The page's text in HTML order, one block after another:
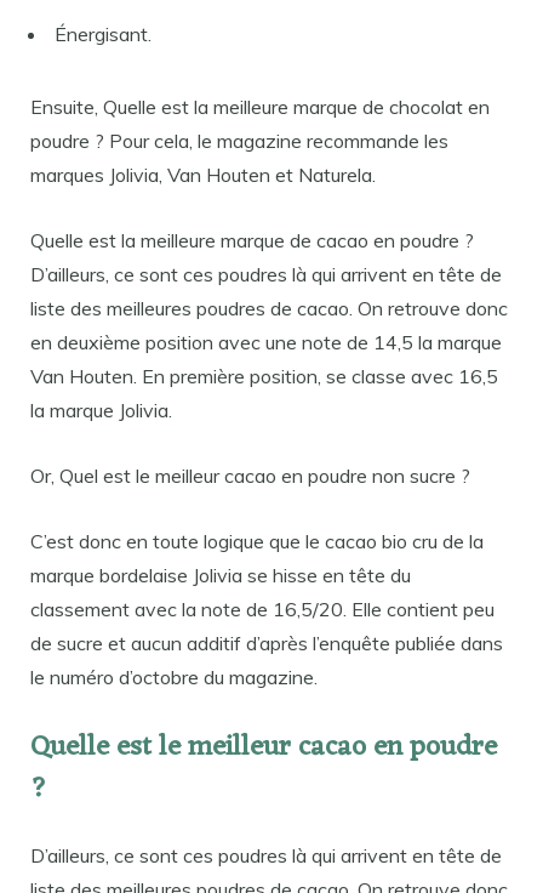
Énergisant.
Ensuite, Quelle est la meilleure marque de chocolat en
poudre ? Pour cela, le magazine recommande les
marques Jolivia, Van Houten et Naturela.
Quelle est la meilleure marque de cacao en poudre ?
D’ailleurs, ce sont ces poudres là qui arrivent en tête de
liste des meilleures poudres de cacao. On retrouve donc
en deuxième position avec une note de 14,5 la marque
Van Houten. En première position, se classe avec 16,5
la marque Jolivia.
Or, Quel est le meilleur cacao en poudre non sucre ?
C’est donc en toute logique que le cacao bio cru de la
marque bordelaise Jolivia se hisse en tête du
classement avec la note de 16,5/20. Elle contient peu
de sucre et aucun additif d’après l’enquête publiée dans
le numéro d’octobre du magazine.
Quelle est le meilleur cacao en poudre
?
D’ailleurs, ce sont ces poudres là qui arrivent en tête de